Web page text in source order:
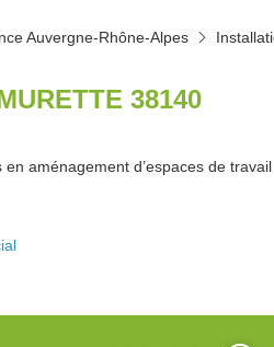
Auvergne-Rhône-Alpes
38140
aménagement d’espaces de travail